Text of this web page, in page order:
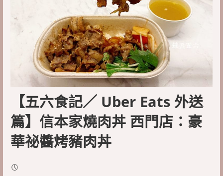
【五六食記／ Uber Eats 外送
篇】信本家燒肉丼 西門店：豪
華祕醬烤豬肉丼